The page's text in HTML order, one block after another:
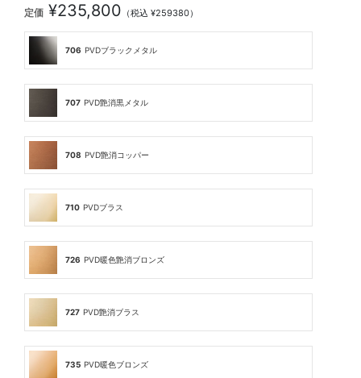
定価 ¥235,800 （税込 ¥259380）
706 PVDブラックメタル
707 PVD艶消黒メタル
708 PVD艶消コッパー
710 PVDブラス
726 PVD暖色艶消ブロンズ
727 PVD艶消ブラス
735 PVD暖色ブロンズ